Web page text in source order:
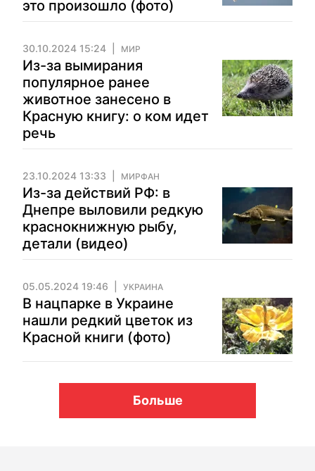
это произошло (фото)
30.10.2024 15:24 МИР
Из-за вымирания
популярное ранее
животное занесено в
Красную книгу: о ком идет
речь
23.10.2024 13:33 МИРФАН
Из-за действий РФ: в
Днепре выловили редкую
краснокнижную рыбу,
детали (видео)
05.05.2024 19:46 УКРАИНА
В нацпарке в Украине
нашли редкий цветок из
Красной книги (фото)
Больше